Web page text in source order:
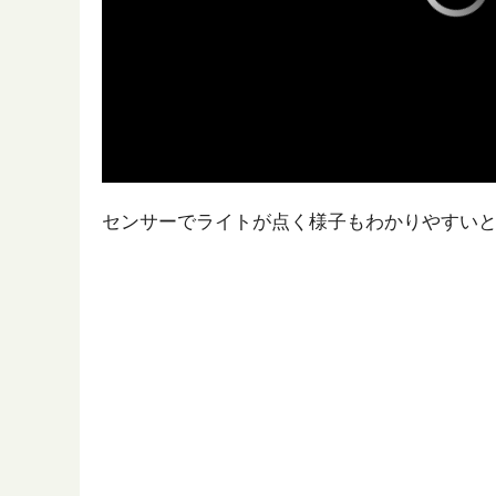
センサーでライトが点く様子もわかりやすい